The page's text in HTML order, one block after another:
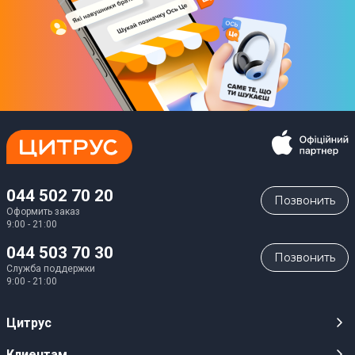
044 502 70 20
Оформить заказ
9:00 - 21:00
Позвонить
044 503 70 30
Служба поддержки
9:00 - 21:00
Позвонить
Цитрус
Карьера